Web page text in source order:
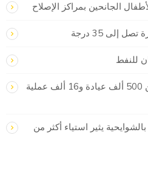
35 درجة
للنفط
مستشفى سهلول: تأمين أكثر من 500 ألف عيادة و16 ألف عملية
يثير استياء أكثر من